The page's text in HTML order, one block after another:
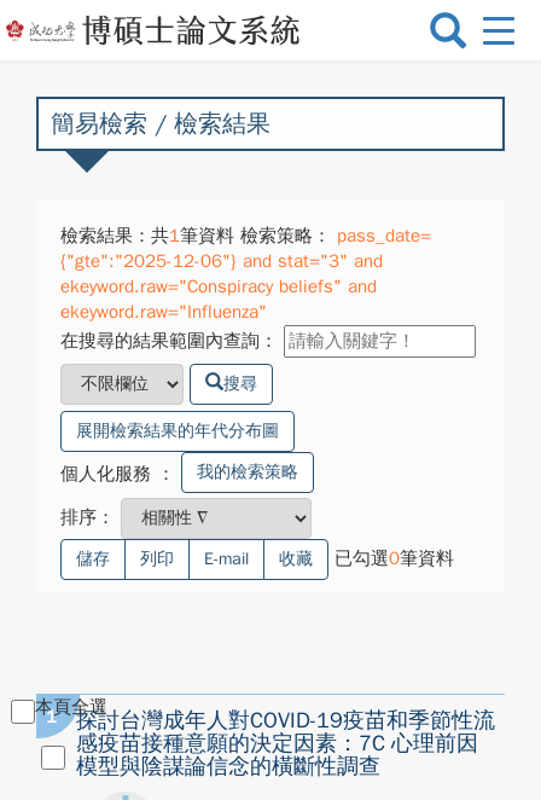
選
換
簡易檢索 / 檢索結果
檢索結果：共1筆資料 檢索策略：
pass_date=
{"gte":"2025-12-06"} and stat="3" and
ekeyword.raw="Conspiracy beliefs" and
ekeyword.raw="Influenza"
在搜尋的結果範圍內查詢：
搜尋
展開檢索結果的年代分布圖
個人化服務 ： 我的檢索策略
排序：
儲存 列印 E-mail 收藏 已勾選0筆資料
本頁全選
1
探討台灣成年人對COVID-19疫苗和季節性流
感疫苗接種意願的決定因素：7C 心理前因
模型與陰謀論信念的橫斷性調查